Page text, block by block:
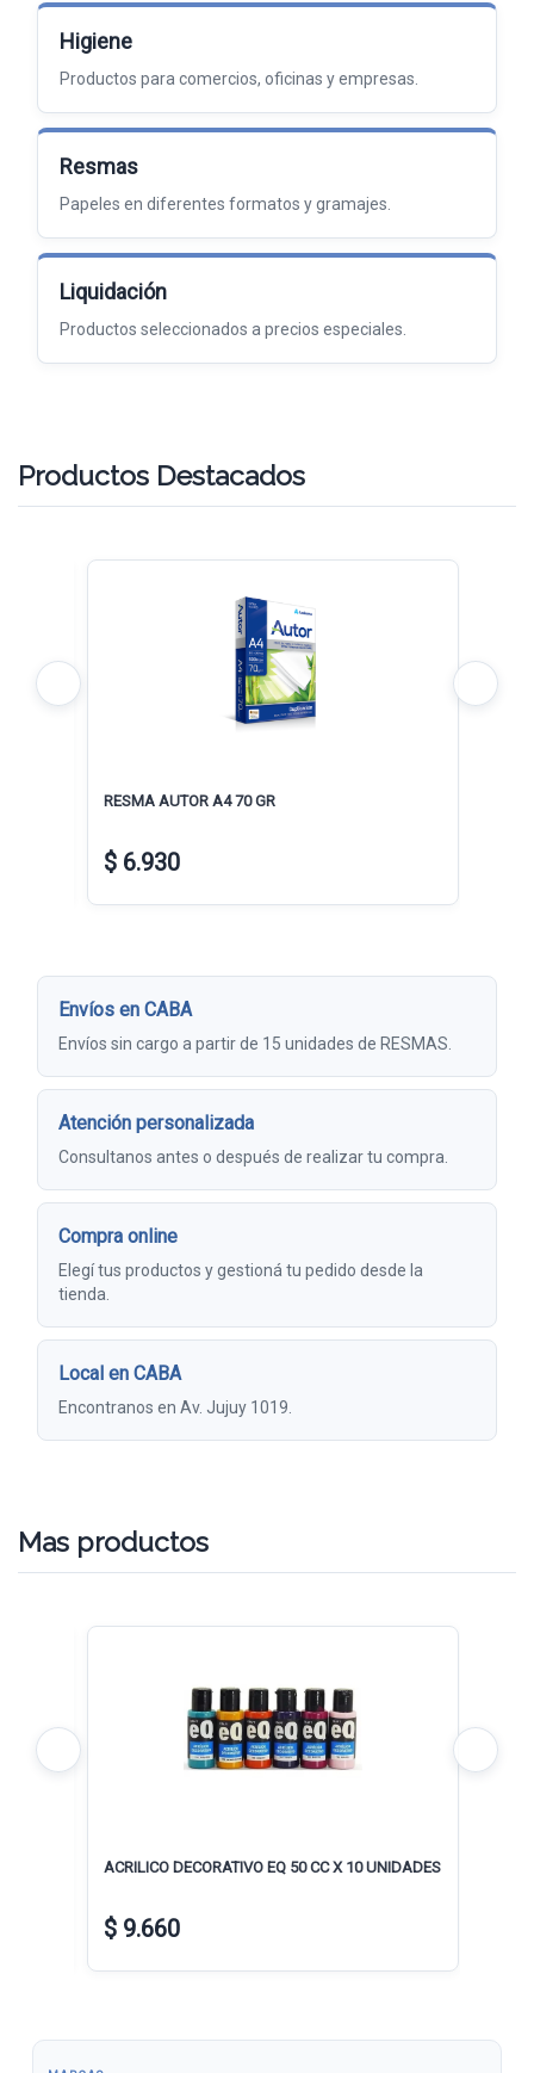
Higiene
Productos para comercios, oficinas y empresas.
Resmas
Papeles en diferentes formatos y gramajes.
Liquidación
Productos seleccionados a precios especiales.
Productos Destacados
RESMA AUTOR A4 70 GR
$ 6.930
Envíos en CABA
Envíos sin cargo a partir de 15 unidades de RESMAS.
Atención personalizada
Consultanos antes o después de realizar tu compra.
Compra online
Elegí tus productos y gestioná tu pedido desde la
tienda.
Local en CABA
Encontranos en Av. Jujuy 1019.
Mas productos
ACRILICO DECORATIVO EQ 50 CC X 10 UNIDADES
$ 9.660